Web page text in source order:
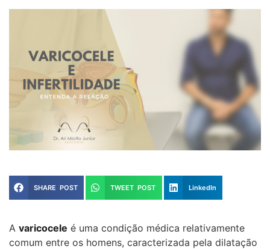
SHARE POST TWEET POST LinkedIn
A varicocele é uma condição médica relativamente
comum entre os homens, caracterizada pela dilatação